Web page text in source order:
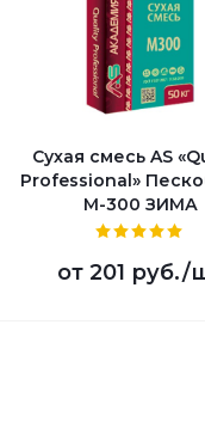
Сухая смесь AS
Professional»
М-300 ЗИМА
от 201 руб./